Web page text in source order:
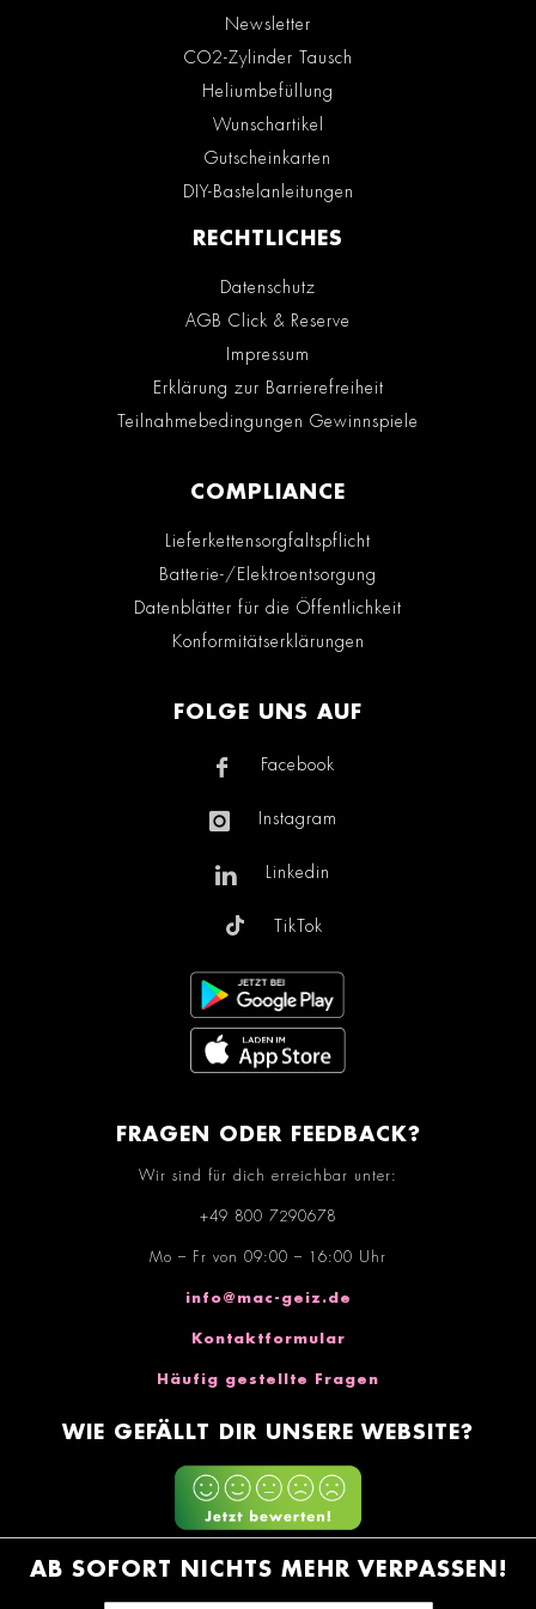
Newsletter
CO2-Zylinder Tausch
Heliumbefüllung
Wunschartikel
Gutscheinkarten
DIY-Bastelanleitungen
RECHTLICHES
Datenschutz
AGB Click & Reserve
Impressum
Erklärung zur Barrierefreiheit
Teilnahmebedingungen Gewinnspiele
COMPLIANCE
Lieferkettensorgfaltspflicht
Batterie-/Elektroentsorgung
Datenblätter für die Öffentlichkeit
Konformitätserklärungen
FOLGE UNS AUF
Facebook
Instagram
Linkedin
TikTok
FRAGEN ODER FEEDBACK?
Wir sind für dich erreichbar unter:
+49 800 7290678
Mo – Fr von 09:00 – 16:00 Uhr
info@mac-geiz.de
Kontaktformular
Häufig gestellte Fragen
WIE GEFÄLLT DIR UNSERE WEBSITE?
AB SOFORT NICHTS MEHR VERPASSEN!